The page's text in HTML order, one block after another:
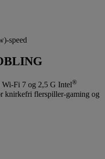
Wi-Fi 7 og 2,5 G Intel®
flerspiller-gaming og